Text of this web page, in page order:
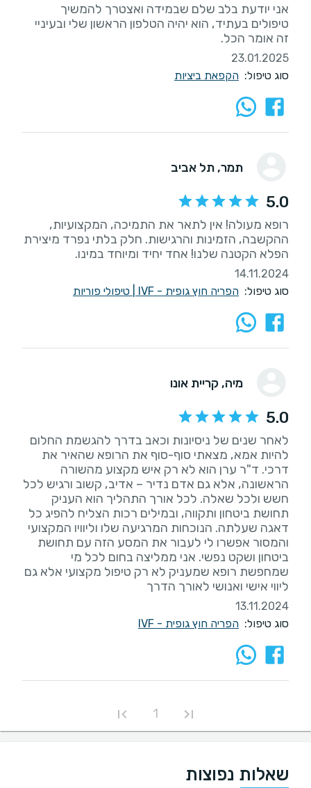
אני יודעת בלב שלם שבמידה ואצטרך להמשיך
טיפולים בעתיד, הוא יהיה הטלפון הראשון שלי ובעיניי
זה אומר הכל.
23.01.2025
סוג טיפול: הקפאת ביציות
תמר, תל אביב
5.0
רופא מעולה! אין לתאר את התמיכה, המקצועיות,
ההקשבה, הזמינות והרגישות. חלק בלתי נפרד מיצירת
הפלא הקטנה שלנו! אחד יחיד ומיוחד במינו.
14.11.2024
סוג טיפול: הפריה חוץ גופית - IVF טיפולי פוריות
מיה, קריית אונו
5.0
לאחר שנים של ניסיונות וכאב בדרך להגשמת החלום
להיות אמא, מצאתי סוף-סוף את הרופא שהאיר את
דרכי. ד"ר ערן הוא לא רק איש מקצוע מהשורה
הראשונה, אלא גם אדם נדיר – אדיב, קשוב ורגיש לכל
חשש ולכל שאלה. לכל אורך התהליך הוא העניק
תחושת ביטחון ותקווה, ובמילים רכות הצליח להפיג כל
דאגה שעלתה. הנוכחות המרגיעה שלו וליוויו המקצועי
והמסור אפשרו לי לעבור את המסע הזה עם תחושת
ביטחון ושקט נפשי. אני ממליצה בחום לכל מי
שמחפשת רופא שמעניק לא רק טיפול מקצועי אלא גם
ליווי אישי ואנושי לאורך הדרך
13.11.2024
סוג טיפול: הפריה חוץ גופית - IVF
1
שאלות נפוצות